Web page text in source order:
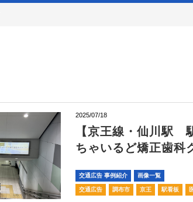
2025/07/18
【京王線・仙川駅
ちゃいるど矯正歯科
交通広告 事例紹介 画像一覧
交通広告 調布市 京王 駅看板